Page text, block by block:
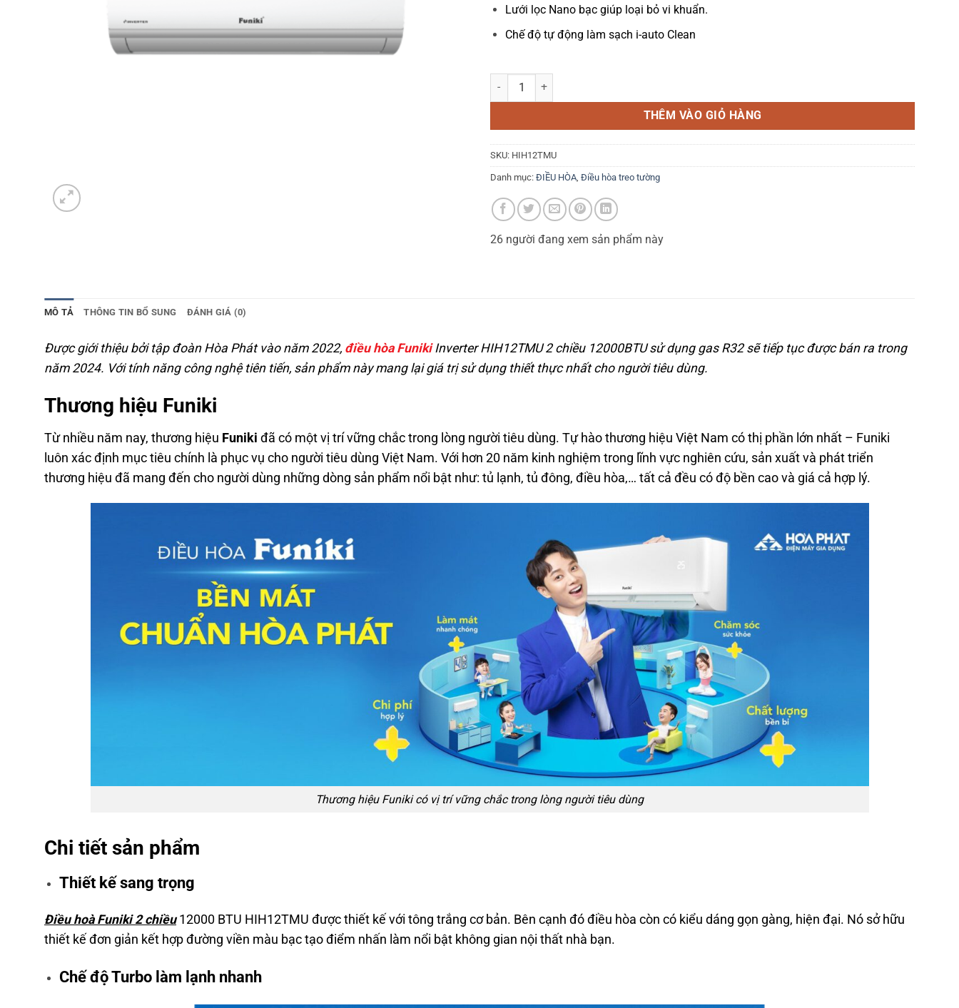
Lưới lọc Nano bạc giúp loại bỏ vi khuẩn.
Chế độ tự động làm sạch i-auto Clean
Điều hoà Funiki Inverter 2 chiều 12.000BTU HIH12TMU số lượng
THÊM VÀO GIỎ HÀNG
SKU: HIH12TMU
Danh mục: ĐIỀU HÒA, Điều hòa treo tường
26 người đang xem sản phẩm này
MÔ TẢ THÔNG TIN BỔ SUNG ĐÁNH GIÁ (0)
Được giới thiệu bởi tập đoàn Hòa Phát vào năm 2022, điều hòa FunikiInverter HIH12TMU 2 chiều 12000BTU sử dụng gas R32 sẽ tiếp tục được bán ra trong
năm 2024. Với tính năng công nghệ tiên tiến, sản phẩm này mang lại giá trị sử dụng thiết thực nhất cho người tiêu dùng.
Thương hiệu Funiki
Từ nhiều năm nay, thương hiệu Funiki đã có một vị trí vững chắc trong lòng người tiêu dùng. Tự hào thương hiệu Việt Nam có thị phần lớn nhất – Funiki
luôn xác định mục tiêu chính là phục vụ cho người tiêu dùng Việt Nam. Với hơn 20 năm kinh nghiệm trong lĩnh vực nghiên cứu, sản xuất và phát triển
thương hiệu đã mang đến cho người dùng những dòng sản phẩm nổi bật như: tủ lạnh, tủ đông, điều hòa,… tất cả đều có độ bền cao và giá cả hợp lý.
Thương hiệu Funiki có vị trí vững chắc trong lòng người tiêu dùng
Chi tiết sản phẩm
Thiết kế sang trọng
Điều hoà Funiki 2 chiều12000 BTU HIH12TMU được thiết kế với tông trắng cơ bản. Bên cạnh đó điều hòa còn có kiểu dáng gọn gàng, hiện đại. Nó sở hữu
thiết kế đơn giản kết hợp đường viền màu bạc tạo điểm nhấn làm nổi bật không gian nội thất nhà bạn.
Chế độ Turbo làm lạnh nhanh